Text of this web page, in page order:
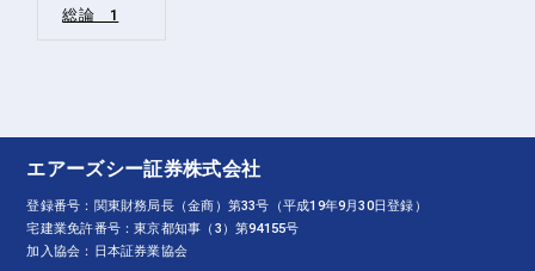
総論 1
エアーズシー証券株式会社
登録番号：関東財務局長（金商）第33号（平成19年9月30日登録）
宅建業免許番号：東京都知事（3）第94155号
加入協会：日本証券業協会